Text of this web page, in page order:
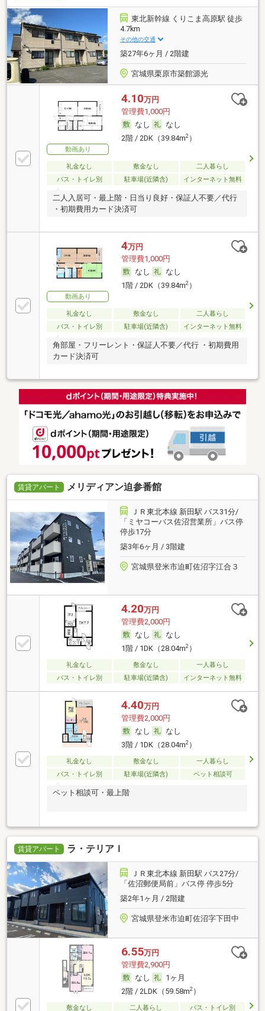
東北新幹線 くりこま高原駅 徒歩
4.7km
その他の交通
築27年6ヶ月 / 2階建
宮城県栗原市築館源光
動画あり
4.10万円
管理費1,000円
なし
なし
2階 / 2DK（39.84m2）
礼金なし 敷金なし
二人暮らし
バス・トイレ別
駐車場(近隣含) インターネット無料
二人入居可・最上階・日当り良好・保証人不要／代行
・初期費用カード決済可
動画あり
4万円
管理費1,000円
なし
なし
1階 / 2DK（39.84m2）
礼金なし 敷金なし
二人暮らし
バス・トイレ別
駐車場(近隣含) インターネット無料
角部屋・フリーレント・保証人不要／代行 ・初期費用
カード決済可
賃貸アパート メリディアン迫参番館
ＪＲ東北本線 新田駅 バス31分/
「ミヤコーバス佐沼営業所」バス停
停歩17分
築3年6ヶ月 / 3階建
宮城県登米市迫町佐沼字江合３
4.20万円
管理費2,000円
なし
なし
1階 / 1DK（28.04m2）
礼金なし 敷金なし
一人暮らし
バス・トイレ別
駐車場(近隣含) インターネット無料
4.40万円
管理費2,000円
なし
なし
3階 / 1DK（28.04m2）
礼金なし 敷金なし
一人暮らし
バス・トイレ別
駐車場(近隣含) ペット相談可
ペット相談可・最上階
賃貸アパート ラ・テリアＩ
ＪＲ東北本線 新田駅 バス27分/
「佐沼郵便局前」バス停 停歩5分
築2年1ヶ月 / 2階建
宮城県登米市迫町佐沼字下田中
6.55万円
管理費2,900円
なし
1ヶ月
2階 / 2LDK（59.58m2）
敷金なし 二人暮らし バス・トイレ別